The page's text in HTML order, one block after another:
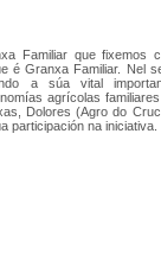
Familiar que fixemos
é Granxa Familiar. Nel
a súa vital
agrícolas
Dolores (Agro do
participación na iniciativa.